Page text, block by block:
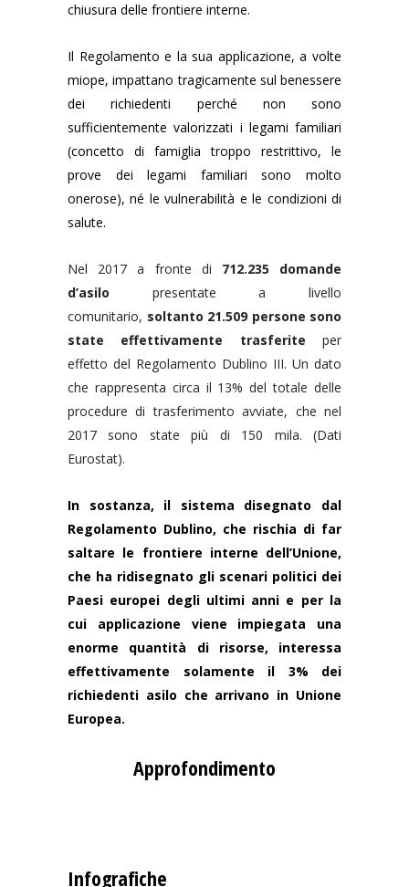
chiusura delle frontiere interne.
Il Regolamento e la sua applicazione, a volte
miope, impattano tragicamente sul benessere
dei richiedenti perché non sono
sufficientemente valorizzati i legami familiari
(concetto di famiglia troppo restrittivo, le
prove dei legami familiari sono molto
onerose), né le vulnerabilità e le condizioni di
salute.
Nel 2017 a fronte di 712.235 domande
d’asilo presentate a livello
comunitario, soltanto 21.509 persone sono
state effettivamente trasferite per
effetto del Regolamento Dublino III. Un dato
che rappresenta circa il 13% del totale delle
procedure di trasferimento avviate, che nel
2017 sono state più di 150 mila. (Dati
Eurostat).
In sostanza, il sistema disegnato dal
Regolamento Dublino, che rischia di far
saltare le frontiere interne dell’Unione,
che ha ridisegnato gli scenari politici dei
Paesi europei degli ultimi anni e per la
cui applicazione viene impiegata una
enorme quantità di risorse, interessa
effettivamente solamente il 3% dei
richiedenti asilo che arrivano in Unione
Europea.
Approfondimento
Infografiche